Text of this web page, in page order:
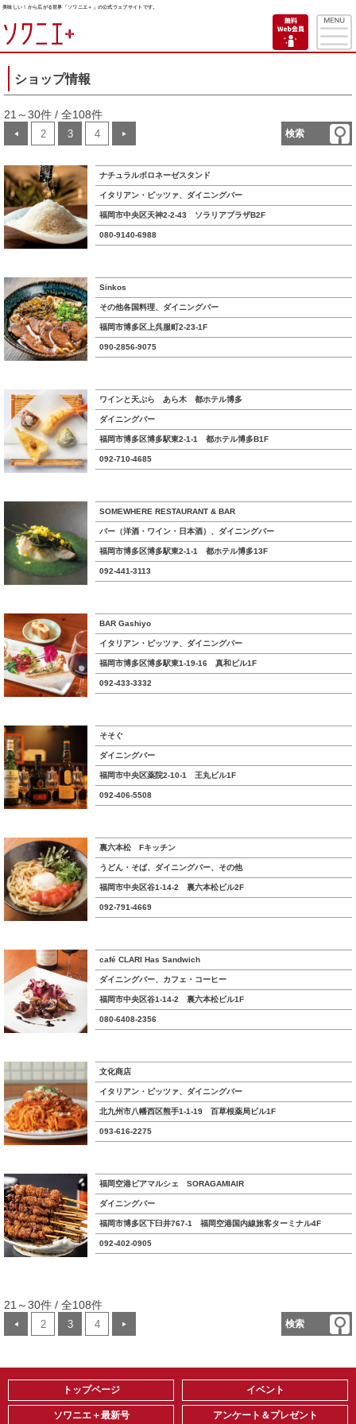
美味しい！から広がる世界「ソワニエ＋」の公式ウェブサイトです。
ショップ情報
21～30件 / 全108件
検索
◀ 2 3 4 ▶
ナチュラルボロネーゼスタンド
イタリアン・ピッツァ、ダイニングバー
福岡市中央区天神2-2-43 ソラリアプラザB2F
080-9140-6988
Sinkos
その他各国料理、ダイニングバー
福岡市博多区上呉服町2-23-1F
090-2856-9075
ワインと天ぷら あら木 都ホテル博多
ダイニングバー
福岡市博多区博多駅東2-1-1 都ホテル博多B1F
092-710-4685
SOMEWHERE RESTAURANT & BAR
バー（洋酒・ワイン・日本酒）、ダイニングバー
福岡市博多区博多駅東2-1-1 都ホテル博多13F
092-441-3113
BAR Gashiyo
イタリアン・ピッツァ、ダイニングバー
福岡市博多区博多駅東1-19-16 真和ビル1F
092-433-3332
そそぐ
ダイニングバー
福岡市中央区薬院2-10-1 王丸ビル1F
092-406-5508
裏六本松 Fキッチン
うどん・そば、ダイニングバー、その他
福岡市中央区谷1-14-2 裏六本松ビル2F
092-791-4669
café CLARI Has Sandwich
ダイニングバー、カフェ・コーヒー
福岡市中央区谷1-14-2 裏六本松ビル1F
080-6408-2356
文化商店
イタリアン・ピッツァ、ダイニングバー
北九州市八幡西区熊手1-1-19 百草根薬局ビル1F
093-616-2275
福岡空港ビアマルシェ SORAGAMIAIR
ダイニングバー
福岡市博多区下臼井767-1 福岡空港国内線旅客ターミナル4F
092-402-0905
21～30件 / 全108件
検索
◀ 2 3 4 ▶
トップページ
ソワニエ＋最新号
イベント
アンケート＆プレゼント